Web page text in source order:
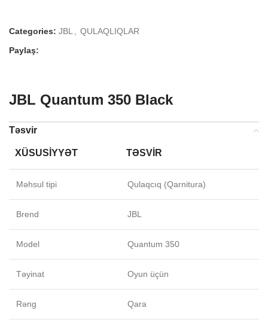
Categories: JBL
QULAQLIQLAR
Paylaş:
JBL Quantum 350 Black
Təsvir
XÜSUSIYYƏT TƏSVIR
Məhsul tipi Qulaqcıq (Qarnitura)
Brend JBL
Model Quantum 350
Təyinat Oyun üçün
Rəng Qara